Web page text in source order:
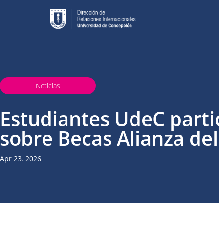
Noticias
Estudiantes UdeC
sobre Becas Alianza
Apr 23, 2026